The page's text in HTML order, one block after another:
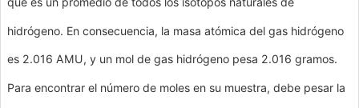
hidrógeno. En consecuencia, la masa atómica del gas hidrógeno
es 2.016 AMU, y un mol de gas hidrógeno pesa 2.016 gramos.
Para encontrar el número de moles en su muestra, debe pesar la